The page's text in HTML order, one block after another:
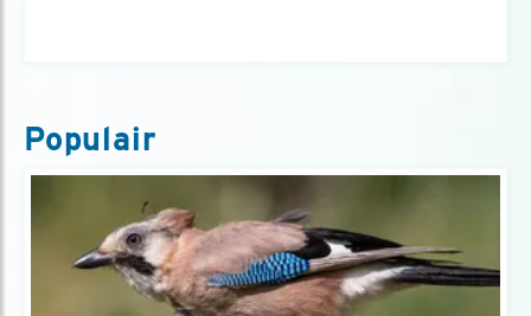
Populair